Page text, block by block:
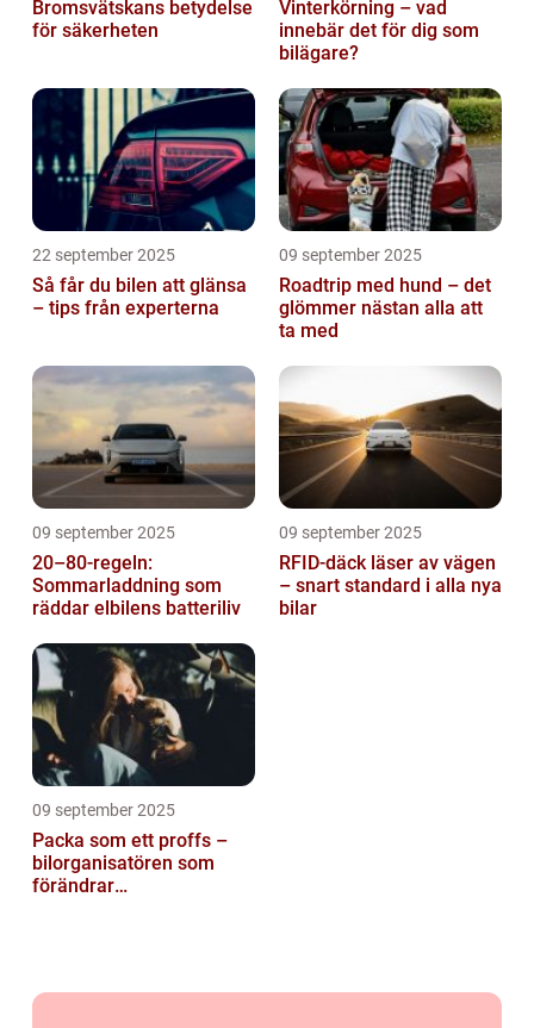
Bromsvätskans betydelse
för säkerheten
Vinterkörning – vad
innebär det för dig som
bilägare?
22 september 2025
Så får du bilen att glänsa
– tips från experterna
09 september 2025
Roadtrip med hund – det
glömmer nästan alla att
ta med
09 september 2025
20–80-regeln:
Sommarladdning som
räddar elbilens batteriliv
09 september 2025
RFID-däck läser av vägen
– snart standard i alla nya
bilar
09 september 2025
Packa som ett proffs –
bilorganisatören som
förändrar